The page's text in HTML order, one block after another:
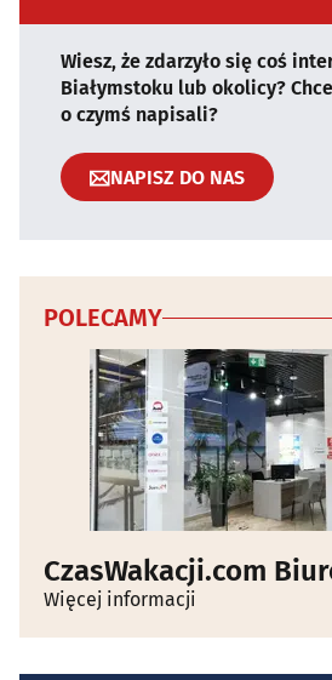
Wiesz, że zdarzyło się coś
Białymstoku lub okolicy?
o czymś napisali?
NAPISZ DO NAS
POLECAMY
CzasWakacji.com
Więcej informacji